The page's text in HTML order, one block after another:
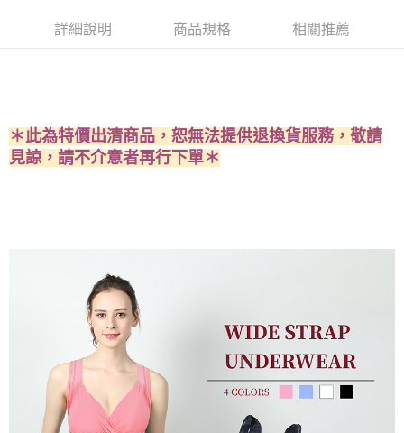
【關於「AFTEE先享後付」】
AFTEE先享後付是「在收到商品之後才付款」的支付方式。 讓您購物簡單
【「AFTEE先享後付」結帳流程】
１．於結帳方式選擇「AFTEE先享後付」後，將跳轉至「AFTEE先享後付」
結帳頁面，進行簡訊認證並確認金額後，即可完成結帳。
購買商品的店家。未經商家同意取消之訂單仍視為有效，需透過AFTEE先享
※ 交易是否成功請以「AFTEE先享後付 」之結帳頁面顯示為準，若有關於
是否繳費成功／繳費後需取消欲退款等相關疑問，請聯繫「AFTEE先享後付
客戶支援中心」https://netprotections.freshdesk.com/support/home
１．透過由恩沛科技股份有限公司提供之「AFTEE先享後付」服務完成之交
易，需依本服務之必要範圍內提供個人資料，並將交易相關給付款項請求債
權轉讓予恩沛科技股份有限公司。
２．關於個人資料處理事宜，請瀏覽以下網址：
https://aftee.tw/terms/#terms3
ATM付款
每筆NT$60，滿NT$490(含以上)免運費
付款後全家取貨
付款後7-11取貨
每筆NT$60，滿NT$490(含以上)免運費
每筆NT$80，滿NT$490(含以上)免運費
離島宅配
每筆NT$80，滿NT$1,000(含以上)免運費
詳細說明 商品規格 相關推薦
＊此為特價出清商品，恕無法提供退換貨服務，敬請
見諒，請不介意者再行下單＊